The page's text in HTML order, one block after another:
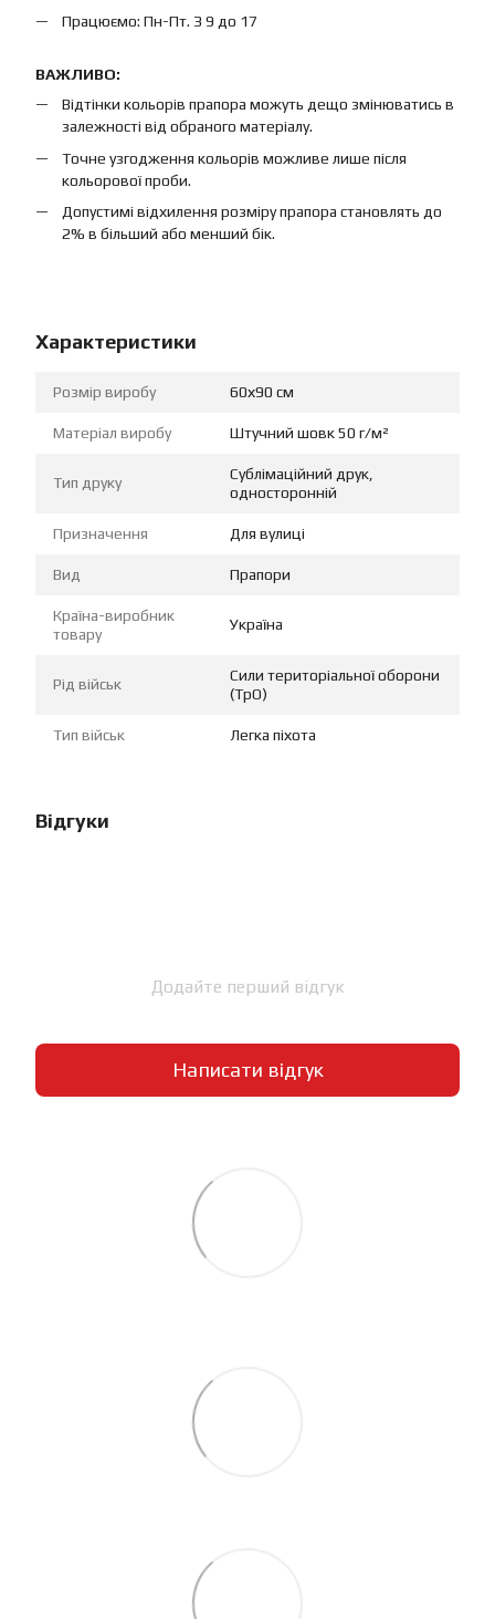
Працюємо: Пн-Пт. З 9 до 17
ВАЖЛИВО:
Відтінки кольорів прапора можуть дещо змінюватись в
залежності від обраного матеріалу.
Точне узгодження кольорів можливе лише після
кольорової проби.
Допустимі відхилення розміру прапора становлять до
2% в більший або менший бік.
Характеристики
Розмір виробу 60х90 см
Матеріал виробу Штучний шовк 50 г/м²
Тип друку
Сублімаційний друк,
односторонній
Призначення Для вулиці
Вид Прапори
Країна-виробник
товару
Україна
Рід військ
Сили територіальної оборони
(ТрО)
Тип військ Легка піхота
Відгуки
Додайте перший відгук
Написати відгук